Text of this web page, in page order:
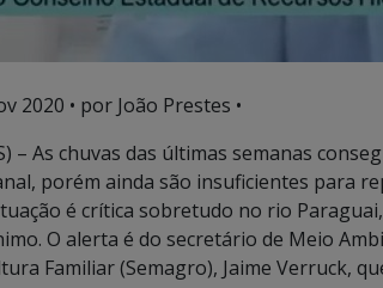
2020 • por João Prestes •
– As chuvas das últimas semanas
porém ainda são insuficientes para
é crítica sobretudo no rio
O alerta é do secretário de Meio
Familiar (Semagro), Jaime Verruck,